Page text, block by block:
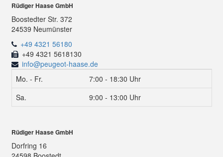
Rüdiger Haase GmbH
Boostedter Str. 372
24539 Neumünster
+49 4321 56180
+49 4321 5618130
info@peugeot-haase.de
Mo. - Fr.
7:00 - 18:30 Uhr
Sa.
9:00 - 13:00 Uhr
Rüdiger Haase GmbH
Dorfring 16